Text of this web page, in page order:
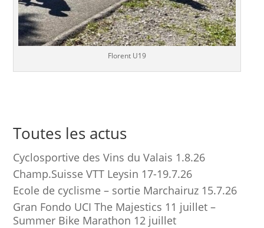
Florent U19
Toutes les actus
Cyclosportive des Vins du Valais 1.8.26
Champ.Suisse VTT Leysin 17-19.7.26
Ecole de cyclisme – sortie Marchairuz 15.7.26
Gran Fondo UCI The Majestics 11 juillet –
Summer Bike Marathon 12 juillet